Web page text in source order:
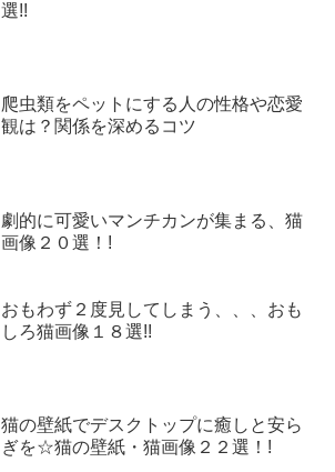
選!!
爬虫類をペットにする人の性格や恋愛
観は？関係を深めるコツ
劇的に可愛いマンチカンが集まる、猫
画像２０選！!
おもわず２度見してしまう、、、おも
しろ猫画像１８選!!
猫の壁紙でデスクトップに癒しと安ら
ぎを☆猫の壁紙・猫画像２２選！!